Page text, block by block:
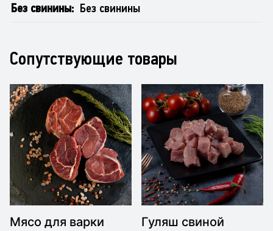
Без свинины
Без свинины
Сопутствующие товары
Мясо для варки
Гуляш свиной